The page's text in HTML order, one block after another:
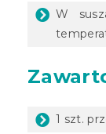
W
1 szt.